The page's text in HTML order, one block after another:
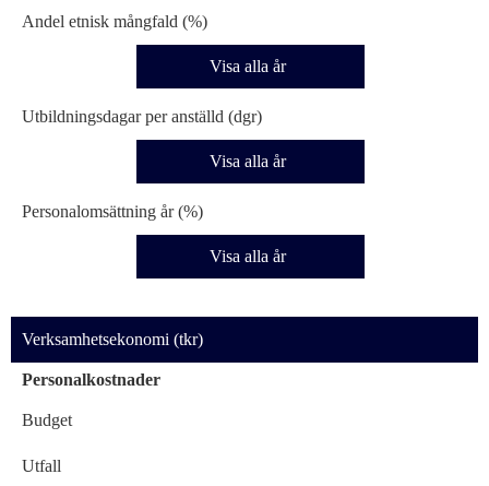
Andel etnisk mångfald (%)
Visa alla år
Utbildningsdagar per anställd (dgr)
Visa alla år
Personalomsättning år (%)
Visa alla år
Verksamhetsekonomi (tkr)
Personalkostnader
Budget
Utfall